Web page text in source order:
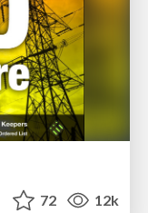
72 12k